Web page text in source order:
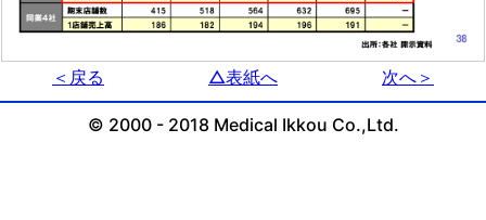
＜戻る △表紙へ 次へ＞
© 2000 - 2018 Medical Ikkou Co.,Ltd.